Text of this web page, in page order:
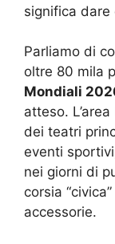
significa dare
Parliamo di
oltre 80 mila
Mondiali
atteso.
dei teatri
eventi
nei giorni di
corsia
accessorie.